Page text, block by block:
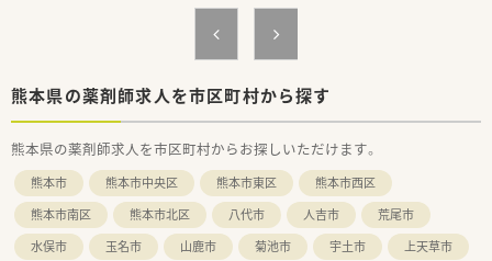
＜薬局としての取り組みについて＞
■会社内の勉強会も充実しており新人研修・中堅研修・管理者研
中途社員に関しては必要に応じて新人研修を受ける事が出来る
ので未経験の方でも安心できます。
みや努力が正当に評価される為やりがいがあります。
■時間外でも処方箋・OTCの受け取りが可能な“最新のAIロボッ
ト導入の最先端調剤薬局”の開局など、
最先端技術を導入した取り組みを積極的に行っております。
熊本県の薬剤師求人を市区町村から探す
熊本県の薬剤師求人を市区町村からお探しいただけます。
熊本市 熊本市中央区 熊本市東区
熊本市西区
熊本市南区
熊本市北区 八代市 人吉市
荒尾市
水俣市
玉名市 山鹿市 菊池市 宇土市
上天草市